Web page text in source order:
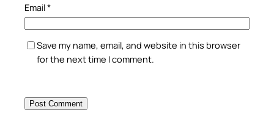
Email*
Save my name, email, and website in this browser
for the next time I comment.